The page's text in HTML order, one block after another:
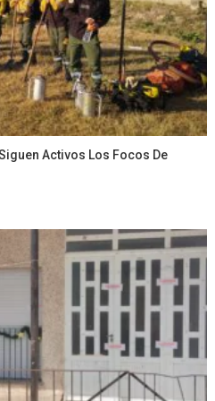
Activos Los Focos De